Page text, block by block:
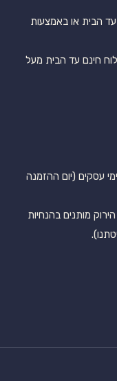
הבית או באמצעות
איסוף מעל ₪149, ומשלוח חינם עד הבית מעל
אנו עושים משלוחים לכל הערים בארץ עד 5 ימי עסקים (יום ההזמנה
מותנים בהנחיות